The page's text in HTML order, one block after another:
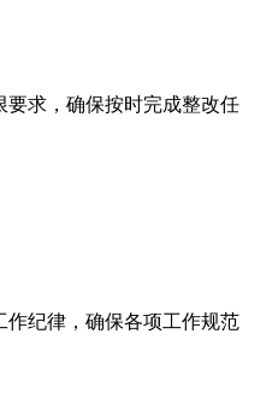
求，确保按时完成整改任
纪律，确保各项工作规范